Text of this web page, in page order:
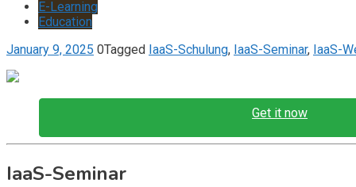
E-Learning
Education
January 9, 2025 0Tagged IaaS-Schulung, IaaS-Seminar, IaaS-
Get it now
IaaS-Seminar